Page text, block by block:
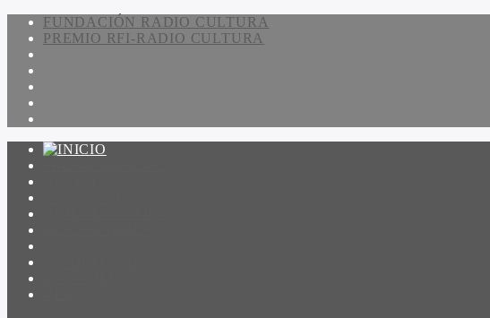
FUNDACIÓN RADIO CULTURA
PREMIO RFI-RADIO CULTURA